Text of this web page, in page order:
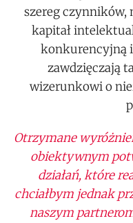
szereg czynników,
kapitał
konkurencyjną
zawdzięczają
wizerunkowi o
Otrzymane
obiektywnym
działań, które
chciałbym jednak
naszym